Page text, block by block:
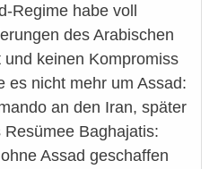
Regime habe voll
des Arabischen
keinen Kompromiss
es nicht mehr um Assad:
an den Iran, später
Resümee Baghajatis:
Assad geschaffen